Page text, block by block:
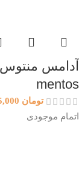
mentos
تومان
اتمام موجودی